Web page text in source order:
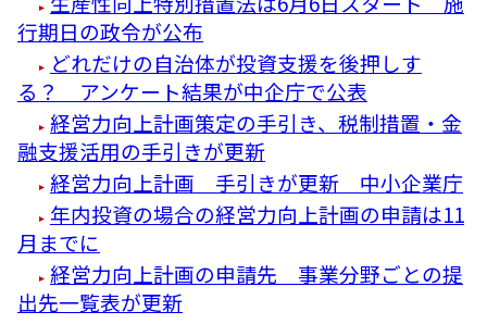
行期日の政令が公布
どれだけの自治体が投資支援を後押しす
る？ アンケート結果が中企庁で公表
経営力向上計画策定の手引き、税制措置・金
融支援活用の手引きが更新
経営力向上計画 手引きが更新 中小企業庁
年内投資の場合の経営力向上計画の申請は11
月までに
経営力向上計画の申請先 事業分野ごとの提
出先一覧表が更新